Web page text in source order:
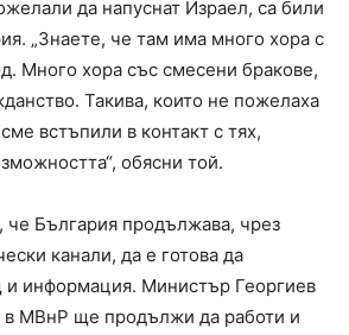
да напуснат Израел, са били
„Знаете, че там има много хора с
Много хора със смесени бракове,
Такива, които не пожелаха
встъпили в контакт с тях,
обясни той.
че България продължава, чрез
канали, да е готова да
информация. Министър Георгиев
в МВнР ще продължи да работи и